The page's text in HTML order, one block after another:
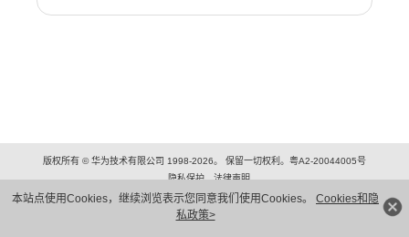
本站点使用Cookies，继续浏览表示您同意我们使用Cookies。 Cookies和隐
私政策>
版权所有 © 华为技术有限公司 1998-2026。 保留一切权利。粤A2-20044005号
隐私保护
法律声明